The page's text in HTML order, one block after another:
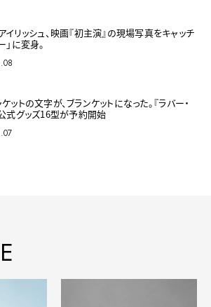
イリッシュ、映画『初主演』の現場写真をキャッチ
」に変身。
ットの文字が、ブランケットになった。『ラバー・
式グッズ16型が予約開始